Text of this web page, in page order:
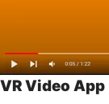
VR Video App